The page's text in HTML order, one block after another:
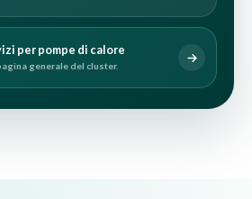
per pompe di calore
generale del cluster.